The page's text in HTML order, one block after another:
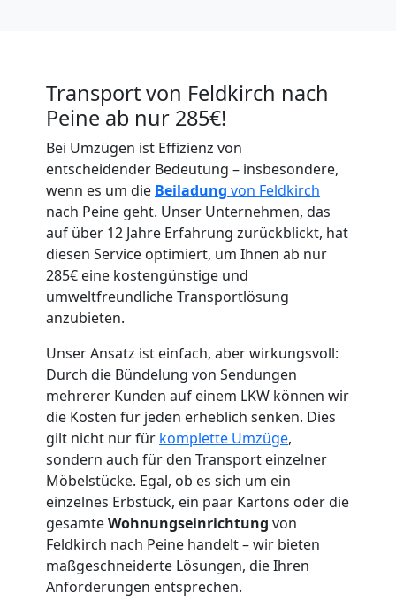
Transport von Feldkirch nach
Peine ab nur 285€!
Bei Umzügen ist Effizienz von
entscheidender Bedeutung – insbesondere,
wenn es um die Beiladung von Feldkirch
nach Peine geht. Unser Unternehmen, das
auf über 12 Jahre Erfahrung zurückblickt, hat
diesen Service optimiert, um Ihnen ab nur
285€ eine kostengünstige und
umweltfreundliche Transportlösung
anzubieten.
Unser Ansatz ist einfach, aber wirkungsvoll:
Durch die Bündelung von Sendungen
mehrerer Kunden auf einem LKW können wir
die Kosten für jeden erheblich senken. Dies
gilt nicht nur für komplette Umzüge,
sondern auch für den Transport einzelner
Möbelstücke. Egal, ob es sich um ein
einzelnes Erbstück, ein paar Kartons oder die
gesamteWohnungseinrichtung von
Feldkirch nach Peine handelt – wir bieten
maßgeschneiderte Lösungen, die Ihren
Anforderungen entsprechen.
Umzugshelfer
Feldkirch
Möbeltaxi
Feldkirch
Kleintransport
Feldkirch